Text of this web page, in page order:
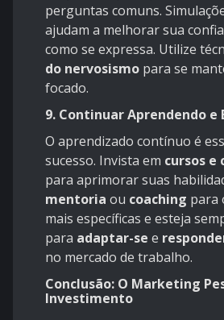
perguntas comuns.
ajudam a melhorar sua
como se expressa. Utilize
do nervosismo para se
focado.
9. Continuar Aprendendo e
O aprendizado contínuo é
sucesso. Invista em cursos e
para aprimorar suas
mentoria ou coaching para
mais específicas e esteja
para adaptar-se e
no mercado de trabalho.
Conclusão: O Marketing
Investimento